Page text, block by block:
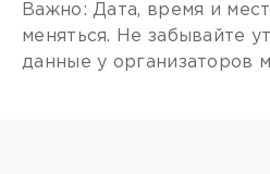
Важно: Дата, время и
меняться. Не забывайте
данные у организаторов